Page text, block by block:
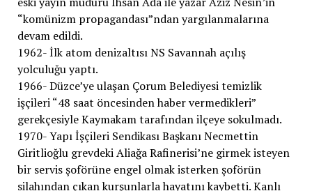
“komünizm propagandası”ndan yargılanmalarına
devam edildi.
1962- İlk atom denizaltısı NS Savannah açılış
yolculuğu yaptı.
1966- Düzce’ye ulaşan Çorum Belediyesi temizlik
işçileri “48 saat öncesinden haber vermedikleri”
gerekçesiyle Kaymakam tarafından ilçeye sokulmadı.
1970- Yapı İşçileri Sendikası Başkanı Necmettin
Giritlioğlu grevdeki Aliağa Rafinerisi’ne girmek isteyen
bir servis şoförüne engel olmak isterken şoförün
silahından çıkan kurşunlarla hayatını kaybetti. Kanlı